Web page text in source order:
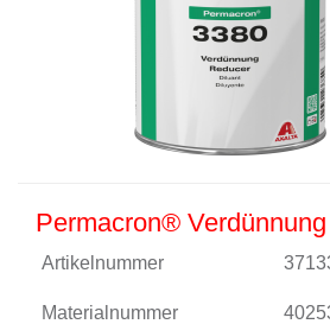
Permacron®
Artikelnummer
Materialnummer